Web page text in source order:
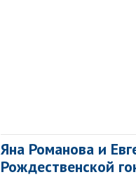
Яна Романова и
Рождественской